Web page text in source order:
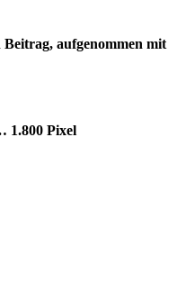
aufgenommen mit
1.800 Pixel